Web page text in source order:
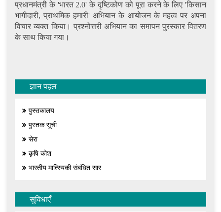
प्रधानमंत्री के 'भारत 2.0' के दृष्टिकोण को पूरा करने के लिए 'किसान
भागीदारी, प्राथमिक हमारी' अभियान के आयोजन के महत्व पर अपना
विचार व्यक्त किया। प्रश्नोत्तरी अभियान का समापन पुरस्कार वितरण
के साथ किया गया।
ज्ञान पहल
पुस्तकालय
पुस्तक सूची
सेरा
कृषि कोश
भारतीय मात्स्यिकी संबंधित सार
सुविधाएँ